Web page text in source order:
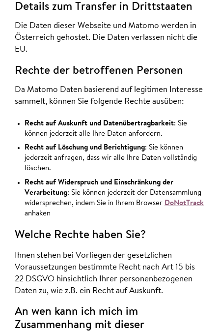
Details zum Transfer in Drittstaaten
Die Daten dieser Webseite und Matomo werden in
Österreich gehostet. Die Daten verlassen nicht die
EU.
Rechte der betroffenen Personen
Da Matomo Daten basierend auf legitimen Interesse
sammelt, können Sie folgende Rechte ausüben:
Recht auf Auskunft und Datenübertragbarkeit: Sie
können jederzeit alle Ihre Daten anfordern.
Recht auf Löschung und Berichtigung: Sie können
jederzeit anfragen, dass wir alle Ihre Daten vollständig
löschen.
Recht auf Widerspruch und Einschränkung der
Verarbeitung: Sie können jederzeit der Datensammlung
widersprechen, indem Sie in Ihrem Browser DoNotTrack
anhaken
Welche Rechte haben Sie?
Ihnen stehen bei Vorliegen der gesetzlichen
Voraussetzungen bestimmte Recht nach Art 15 bis
22 DSGVO hinsichtlich Ihrer personenbezogenen
Daten zu, wie z.B. ein Recht auf Auskunft.
An wen kann ich mich im
Zusammenhang mit dieser